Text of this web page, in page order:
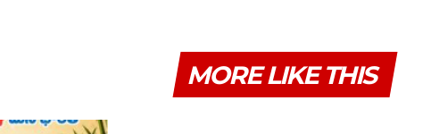
MORE LIKE THIS